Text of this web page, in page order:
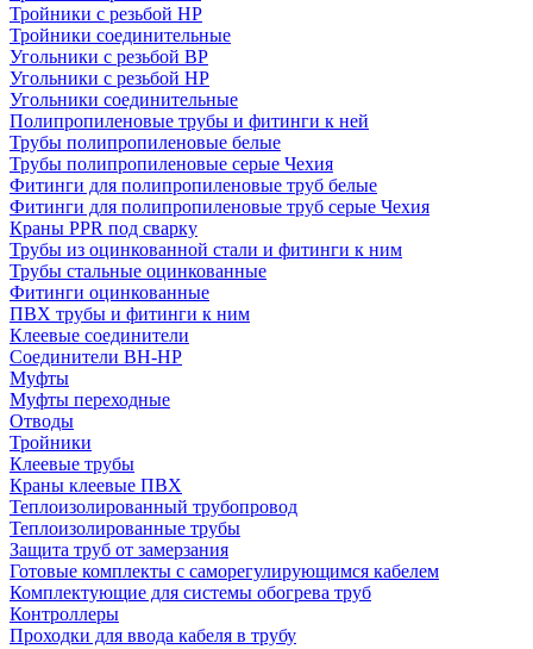
Тройники с резьбой НР
Тройники соединительные
Угольники с резьбой ВР
Угольники с резьбой НР
Угольники соединительные
Полипропиленовые трубы и фитинги к ней
Трубы полипропиленовые белые
Трубы полипропиленовые серые Чехия
Фитинги для полипропиленовые труб белые
Фитинги для полипропиленовые труб серые Чехия
Краны PPR под сварку
Трубы из оцинкованной стали и фитинги к ним
Трубы стальные оцинкованные
Фитинги оцинкованные
ПВХ трубы и фитинги к ним
Клеевые соединители
Соединители ВН-НР
Муфты
Муфты переходные
Отводы
Тройники
Клеевые трубы
Краны клеевые ПВХ
Теплоизолированный трубопровод
Теплоизолированные трубы
Защита труб от замерзания
Готовые комплекты с саморегулирующимся кабелем
Комплектующие для системы обогрева труб
Контроллеры
Проходки для ввода кабеля в трубу